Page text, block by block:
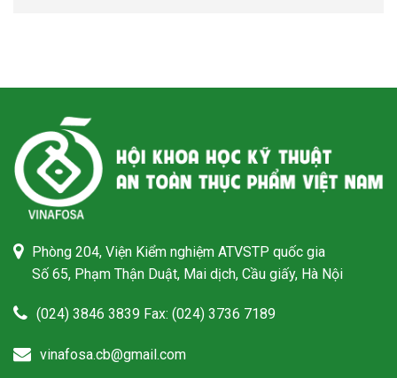
Phòng 204, Viện Kiểm nghiệm ATVSTP quốc gia
Số 65, Phạm Thận Duật, Mai dịch, Cầu giấy, Hà Nội
(024) 3846 3839 Fax: (024) 3736 7189
vinafosa.cb@gmail.com